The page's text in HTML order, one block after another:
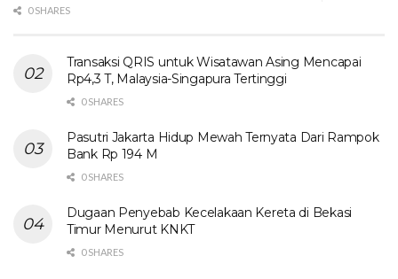
0 SHARES
Transaksi QRIS untuk Wisatawan Asing Mencapai
Rp4,3 T, Malaysia-Singapura Tertinggi
0 SHARES
Pasutri Jakarta Hidup Mewah Ternyata Dari Rampok
Bank Rp 194 M
0 SHARES
Dugaan Penyebab Kecelakaan Kereta di Bekasi
Timur Menurut KNKT
0 SHARES